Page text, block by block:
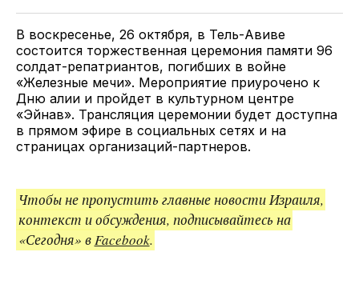
TwitterFacebookTelegramподелитесь
ссылкой
В воскресенье, 26 октября, в Тель-Авиве
состоится торжественная церемония памяти 96
солдат-репатриантов, погибших в войне
«Железные мечи». Мероприятие приурочено к
Дню алии и пройдет в культурном центре
«Эйнав». Трансляция церемонии будет доступна
в прямом эфире в социальных сетях и на
страницах организаций-партнеров.
Чтобы не пропустить главные новости Израиля,
контекст и обсуждения, подписывайтесь на
«Сегодня» вFacebook.